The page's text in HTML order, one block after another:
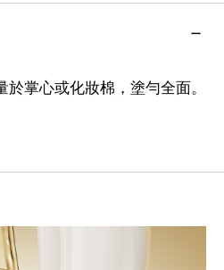
掌心或化妝棉，塗勻全面。